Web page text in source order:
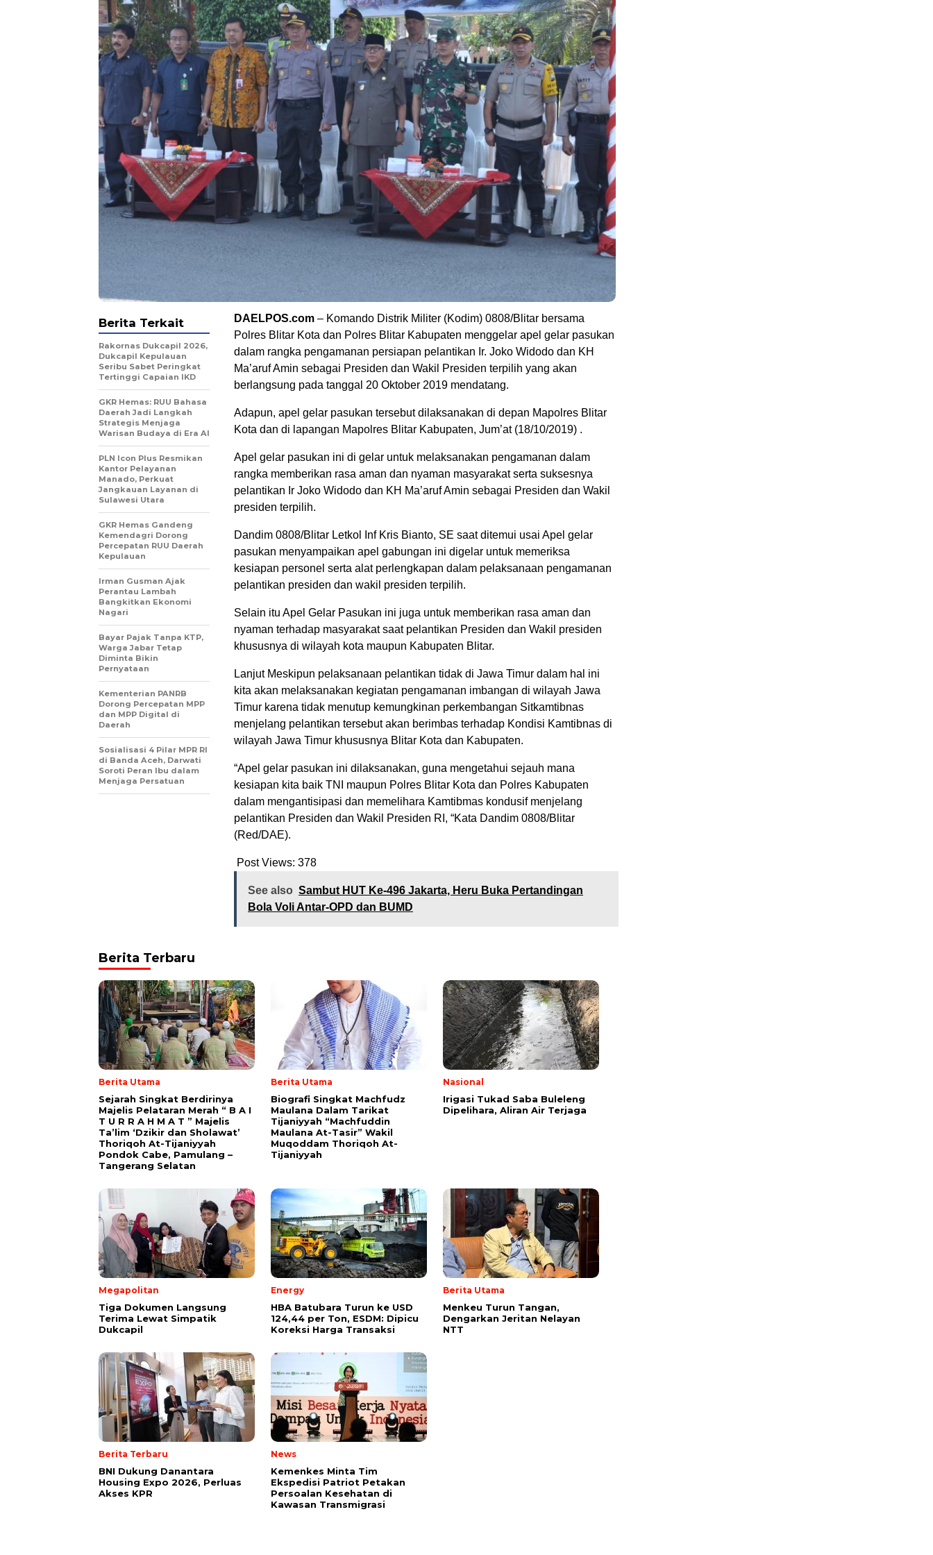
DAELPOS.com – Komando Distrik Militer (Kodim) 0808/Blitar bersama
Polres Blitar Kota dan Polres Blitar Kabupaten menggelar apel gelar pasukan
dalam rangka pengamanan persiapan pelantikan Ir. Joko Widodo dan KH
Ma’aruf Amin sebagai Presiden dan Wakil Presiden terpilih yang akan
berlangsung pada tanggal 20 Oktober 2019 mendatang.
Adapun, apel gelar pasukan tersebut dilaksanakan di depan Mapolres Blitar
Kota dan di lapangan Mapolres Blitar Kabupaten, Jum’at (18/10/2019) .
Apel gelar pasukan ini di gelar untuk melaksanakan pengamanan dalam
rangka memberikan rasa aman dan nyaman masyarakat serta suksesnya
pelantikan Ir Joko Widodo dan KH Ma’aruf Amin sebagai Presiden dan Wakil
presiden terpilih.
Dandim 0808/Blitar Letkol Inf Kris Bianto, SE saat ditemui usai Apel gelar
pasukan menyampaikan apel gabungan ini digelar untuk memeriksa
kesiapan personel serta alat perlengkapan dalam pelaksanaan pengamanan
pelantikan presiden dan wakil presiden terpilih.
Selain itu Apel Gelar Pasukan ini juga untuk memberikan rasa aman dan
nyaman terhadap masyarakat saat pelantikan Presiden dan Wakil presiden
khususnya di wilayah kota maupun Kabupaten Blitar.
Lanjut Meskipun pelaksanaan pelantikan tidak di Jawa Timur dalam hal ini
kita akan melaksanakan kegiatan pengamanan imbangan di wilayah Jawa
Timur karena tidak menutup kemungkinan perkembangan Sitkamtibnas
menjelang pelantikan tersebut akan berimbas terhadap Kondisi Kamtibnas di
wilayah Jawa Timur khususnya Blitar Kota dan Kabupaten.
“Apel gelar pasukan ini dilaksanakan, guna mengetahui sejauh mana
kesiapan kita baik TNI maupun Polres Blitar Kota dan Polres Kabupaten
dalam mengantisipasi dan memelihara Kamtibmas kondusif menjelang
pelantikan Presiden dan Wakil Presiden RI, “Kata Dandim 0808/Blitar
(Red/DAE).
Post Views: 378
See also Sambut HUT Ke-496 Jakarta, Heru Buka Pertandingan
Bola Voli Antar-OPD dan BUMD
Berita Terkait
Rakornas Dukcapil 2026,
Dukcapil Kepulauan
Seribu Sabet Peringkat
Tertinggi Capaian IKD
GKR Hemas: RUU Bahasa
Daerah Jadi Langkah
Strategis Menjaga
Warisan Budaya di Era AI
PLN Icon Plus Resmikan
Kantor Pelayanan
Manado, Perkuat
Jangkauan Layanan di
Sulawesi Utara
GKR Hemas Gandeng
Kemendagri Dorong
Percepatan RUU Daerah
Kepulauan
Irman Gusman Ajak
Perantau Lambah
Bangkitkan Ekonomi
Nagari
Bayar Pajak Tanpa KTP,
Warga Jabar Tetap
Diminta Bikin
Pernyataan
Kementerian PANRB
Dorong Percepatan MPP
dan MPP Digital di
Daerah
Sosialisasi 4 Pilar MPR RI
di Banda Aceh, Darwati
Soroti Peran Ibu dalam
Menjaga Persatuan
Berita Terbaru
Berita Utama
Sejarah Singkat Berdirinya
Majelis Pelataran Merah “ B A I
T U R R A H M A T ” Majelis
Ta’lim ‘Dzikir dan Sholawat’
Thoriqoh At-Tijaniyyah
Pondok Cabe, Pamulang –
Tangerang Selatan
Berita Utama
Biografi Singkat Machfudz
Maulana Dalam Tarikat
Tijaniyyah “Machfuddin
Maulana At-Tasir” Wakil
Muqoddam Thoriqoh At-
Tijaniyyah
Nasional
Irigasi Tukad Saba Buleleng
Dipelihara, Aliran Air Terjaga
Megapolitan
Tiga Dokumen Langsung
Terima Lewat Simpatik
Dukcapil
Energy
HBA Batubara Turun ke USD
124,44 per Ton, ESDM: Dipicu
Koreksi Harga Transaksi
Berita Utama
Menkeu Turun Tangan,
Dengarkan Jeritan Nelayan
NTT
Berita Terbaru
BNI Dukung Danantara
Housing Expo 2026, Perluas
Akses KPR
News
Kemenkes Minta Tim
Ekspedisi Patriot Petakan
Persoalan Kesehatan di
Kawasan Transmigrasi